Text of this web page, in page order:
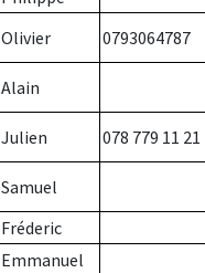
Olivier 0793064787
Alain
Julien 078 779 11 21
Samuel
Fréderic
Emmanuel